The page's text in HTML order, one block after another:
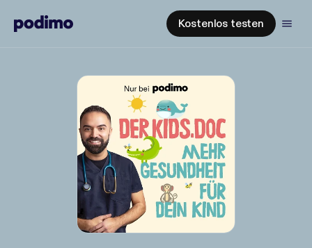
Kostenlos testen